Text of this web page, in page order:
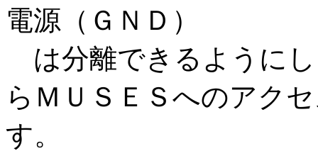
電源（ＧＮＤ）
は分離できるように
らＭＵＳＥＳへのアク
す。